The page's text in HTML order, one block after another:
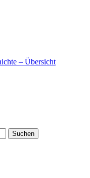
– Übersicht